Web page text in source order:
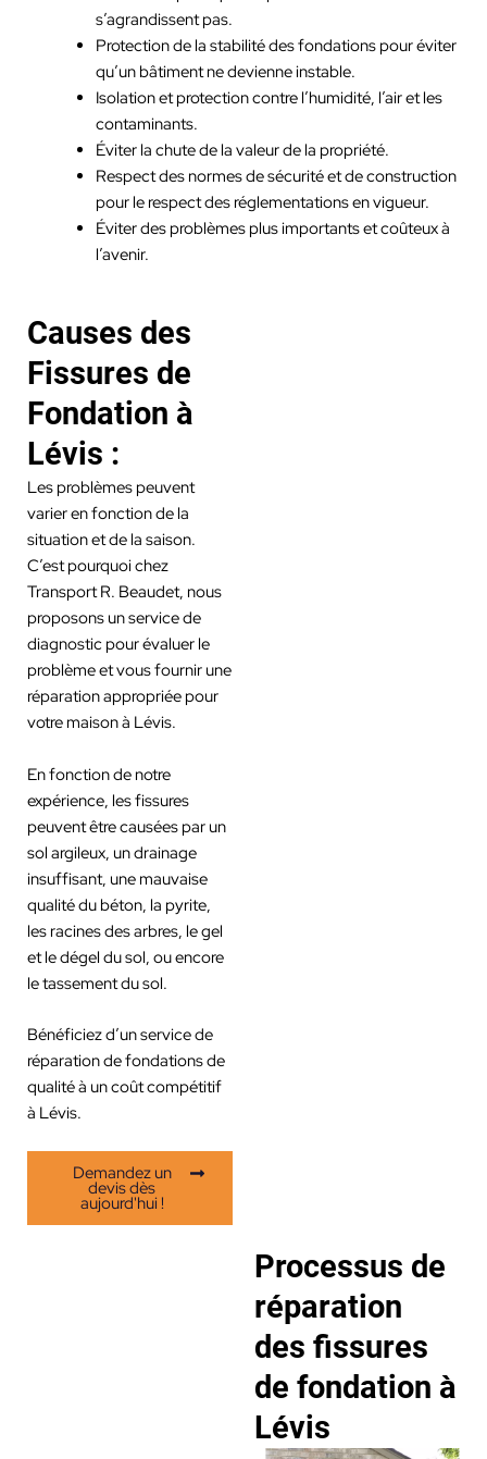
s’agrandissent pas.
Protection de la stabilité des fondations pour éviter
qu’un bâtiment ne devienne instable.
Isolation et protection contre l’humidité, l’air et les
contaminants.
Éviter la chute de la valeur de la propriété.
Respect des normes de sécurité et de construction
pour le respect des réglementations en vigueur.
Éviter des problèmes plus importants et coûteux à
l’avenir.
Causes des
Fissures de
Fondation à
Lévis :
Les problèmes peuvent
varier en fonction de la
situation et de la saison.
C’est pourquoi chez
Transport R. Beaudet, nous
proposons un service de
diagnostic pour évaluer le
problème et vous fournir une
réparation appropriée pour
votre maison à Lévis.
En fonction de notre
expérience, les fissures
peuvent être causées par un
sol argileux, un drainage
insuffisant, une mauvaise
qualité du béton, la pyrite,
les racines des arbres, le gel
et le dégel du sol, ou encore
le tassement du sol.
Bénéficiez d’un service de
réparation de fondations de
qualité à un coût compétitif
à Lévis.
Demandez un
devis dès
aujourd'hui !
Processus de
réparation
des fissures
de fondation à
Lévis